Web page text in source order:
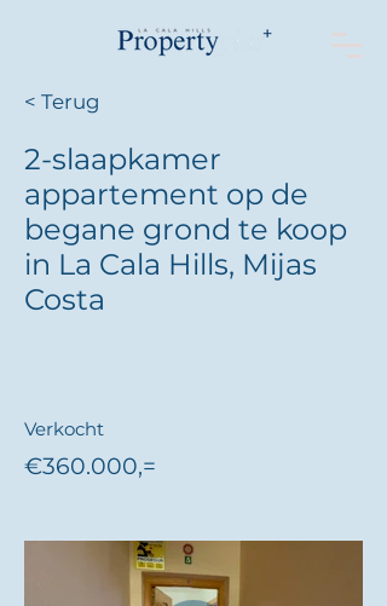
< Terug
2-slaapkamer
appartement op de
begane grond te koop
in La Cala Hills, Mijas
Costa
Verkocht
€360.000,=